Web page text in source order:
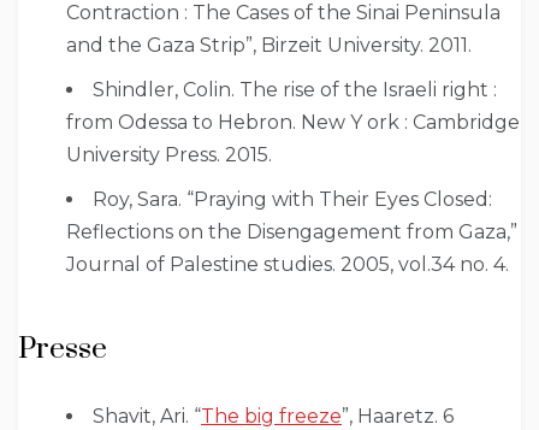
Contraction : The Cases of the Sinai Peninsula
and the Gaza Strip”, Birzeit University. 2011.
Shindler, Colin. The rise of the Israeli right :
from Odessa to Hebron. New Y ork : Cambridge
University Press. 2015.
Roy, Sara. “Praying with Their Eyes Closed:
Reflections on the Disengagement from Gaza,”
Journal of Palestine studies. 2005, vol.34 no. 4.
Presse
Shavit, Ari. “The big freeze”, Haaretz. 6